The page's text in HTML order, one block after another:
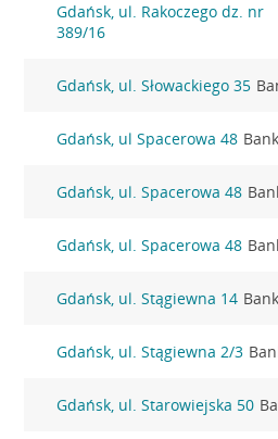
Gdańsk, ul. Rakoczego dz. nr
389/16
Gdańsk, ul. Słowackiego 35
Gdańsk, ul Spacerowa 48
Gdańsk, ul. Spacerowa 48
Gdańsk, ul. Spacerowa 48
Gdańsk, ul. Stągiewna 14
Gdańsk, ul. Stągiewna 2/3
Gdańsk, ul. Starowiejska 50